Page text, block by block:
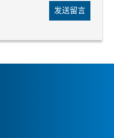
发送留言